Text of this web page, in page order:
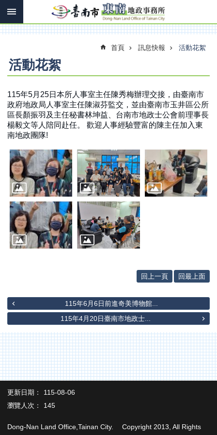
跳到主要內容區塊
搜
進
階
訊
息
快
報
機
關
簡
介
線
上
申
辦
與
查
詢
務
交
流
下
載
區
題
首頁 訊息快報 活動花絮
活動花絮
115年5月25日本所人事室主任陳秀梅辦理交接，由臺南市
政府地政局人事室主任陳淑芬監交，並由臺南市玉井區公所
區長顏振羽及主任秘書林坤益、台南市地政士公會前理事長
楊毅文等人陪同赴任。 歡迎人事經驗豐富的陳主任加入東
南地政團隊!
回上一頁 回最上面
115年6月6日前進奇美博物館...
115年4月20日臺南市地政士...
更新日期：
115-08-06
瀏覽人次：
145
Dong-Nan Land Office,Tainan City. Copyright 2013, All Rights